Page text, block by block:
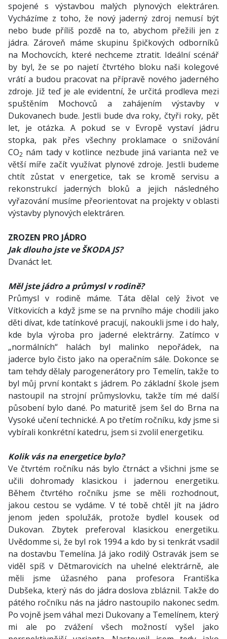
spojené s výstavbou malých plynových elektráren.
Vycházíme z toho, že nový jaderný zdroj nemusí být
nebo bude příliš pozdě na to, abychom přežili jen z
jádra. Zároveň máme skupinu špičkových odborníků
na Mochovcích, které nechceme ztratit. Ideální scénář
by byl, že se po najetí čtvrtého bloku naši kolegové
vrátí a budou pracovat na přípravě nového jaderného
zdroje. Již teď je ale evidentní, že určitá prodleva mezi
spuštěním Mochovců a zahájením výstavby v
Dukovanech bude. Jestli bude dva roky, čtyři roky, pět
let, je otázka. A pokud se v Evropě vystaví jádru
stopka, pak přes všechny proklamace o snižování
CO2 nám tady v kotlince nezbude jiná varianta než ve
větší míře začít využívat plynové zdroje. Jestli budeme
chtít zůstat v energetice, tak se kromě servisu a
rekonstrukcí jaderných bloků a jejich následného
vyřazování musíme přeorientovat na projekty v oblasti
výstavby plynových elektráren.
ZROZEN PRO JÁDRO
Jak dlouho jste ve ŠKODA JS?
Dvanáct let.
Měl jste jádro a průmysl v rodině?
Průmysl v rodině máme. Táta dělal celý život ve
Vítkovicích a když jsme se na prvního máje chodili jako
děti dívat, kde tatínkové pracují, nakoukli jsme i do haly,
kde byla výroba pro jaderné elektrárny. Zatímco v
„normálních“ halách byl malinko nepořádek, na
jaderce bylo čisto jako na operačním sále. Dokonce se
tam tehdy dělaly parogenerátory pro Temelín, takže to
byl můj první kontakt s jádrem. Po základní škole jsem
nastoupil na strojní průmyslovku, takže tím mé další
působení bylo dané. Po maturitě jsem šel do Brna na
Vysoké učení technické. A po třetím ročníku, kdy jsme si
vybírali konkrétní katedru, jsem si zvolil energetiku.
Kolik vás na energetice bylo?
Ve čtvrtém ročníku nás bylo čtrnáct a všichni jsme se
učili dohromady klasickou i jadernou energetiku.
Během čtvrtého ročníku jsme se měli rozhodnout,
jakou cestou se vydáme. V té tobě chtěl jít na jádro
jenom jeden spolužák, protože bydlel kousek od
Dukovan. Zbytek preferoval klasickou energetiku.
Uvědomme si, že byl rok 1994 a kdo by si tenkrát vsadil
na dostavbu Temelína. Já jako rodilý Ostravák jsem se
viděl spíš v Dětmarovicích na uhelné elektrárně, ale
měli jsme úžasného pana profesora Františka
Dubšeka, který nás do jádra doslova zbláznil. Takže do
pátého ročníku nás na jádro nastoupilo nakonec sedm.
Po vojně jsem váhal mezi Dukovany a Temelínem, který
mi ale po zvážení všech možností vyšel jako